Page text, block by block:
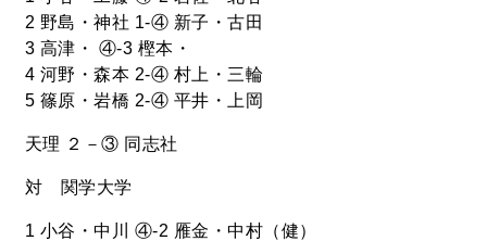
2 野島・神社 1-④ 新子・古田
3 高津・ ④-3 樫本・
4 河野・森本 2-④ 村上・三輪
5 篠原・岩橋 2-④ 平井・上岡
天理 ２－③ 同志社
対 関学大学
1 小谷・中川 ④-2 雁金・中村（健）